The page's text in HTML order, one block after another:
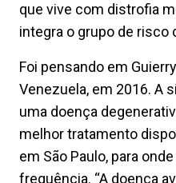
que vive com distrofia
integra o grupo de risco
Foi pensando em
Venezuela, em 2016. A
uma doença
melhor tratamento
em São Paulo, para
frequência. “A doença